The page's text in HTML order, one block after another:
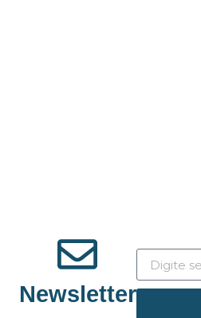
Newsletter